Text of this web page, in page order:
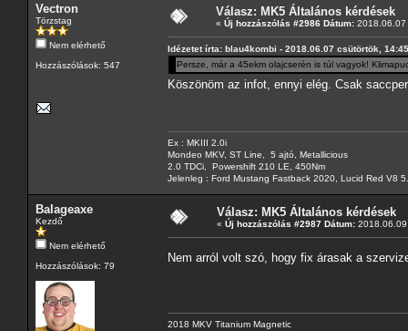
Vectron
Törzstag
Nem elérhető
Hozzászólások: 547
Válasz: MK5 Általános kérdések
« Új hozzászólás #2986 Dátum: 2018.06.07
Idézetet írta: blau4kombi - 2018.06.07 csütörtök,
Persze, már a 45ekm olajcserén is túl vagyok!
Köszönöm az infot, ennyi elég. Csak
Ex : MKIII 2.0i
Mondeo MKV, ST Line, 5 ajtó, Metallicious
2.0 TDCi, Powershift 210 LE, 450Nm
Jelenleg : Ford Mustang Fastback 2020, Lucid Red V8
Balageaxe
Kezdő
Nem elérhető
Hozzászólások: 79
Válasz: MK5 Általános kérdések
« Új hozzászólás #2987 Dátum:
Nem arról volt szó, hogy fix árasak a
2018 MKV Titanium Magnetic